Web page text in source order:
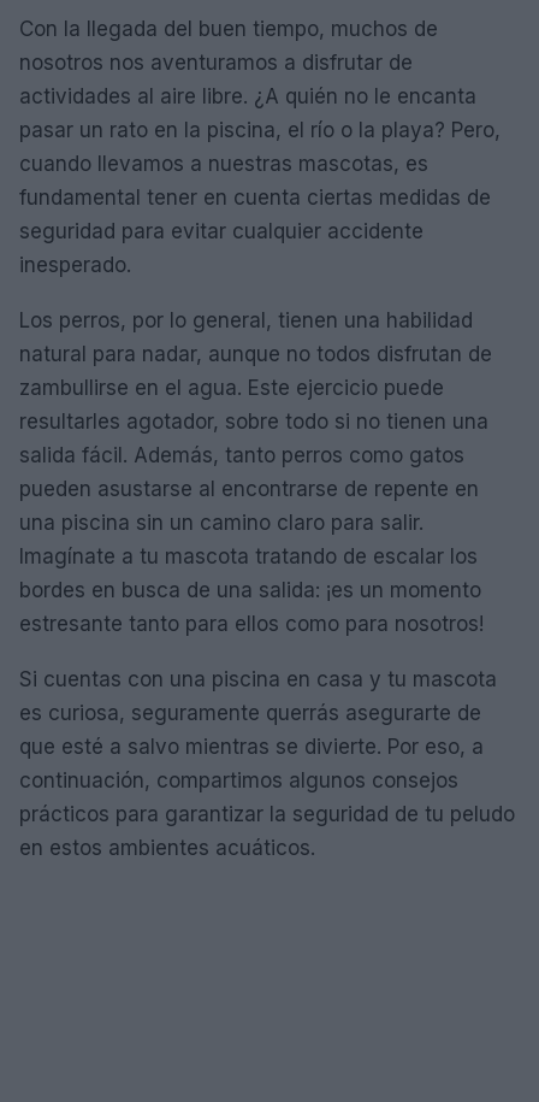
Con la llegada del buen tiempo, muchos de
nosotros nos aventuramos a disfrutar de
actividades al aire libre. ¿A quién no le encanta
pasar un rato en la piscina, el río o la playa? Pero,
cuando llevamos a nuestras mascotas, es
fundamental tener en cuenta ciertas medidas de
seguridad para evitar cualquier accidente
inesperado.
Los perros, por lo general, tienen una habilidad
natural para nadar, aunque no todos disfrutan de
zambullirse en el agua. Este ejercicio puede
resultarles agotador, sobre todo si no tienen una
salida fácil. Además, tanto perros como gatos
pueden asustarse al encontrarse de repente en
una piscina sin un camino claro para salir.
Imagínate a tu mascota tratando de escalar los
bordes en busca de una salida: ¡es un momento
estresante tanto para ellos como para nosotros!
Si cuentas con una piscina en casa y tu mascota
es curiosa, seguramente querrás asegurarte de
que esté a salvo mientras se divierte. Por eso, a
continuación, compartimos algunos consejos
prácticos para garantizar la seguridad de tu peludo
en estos ambientes acuáticos.